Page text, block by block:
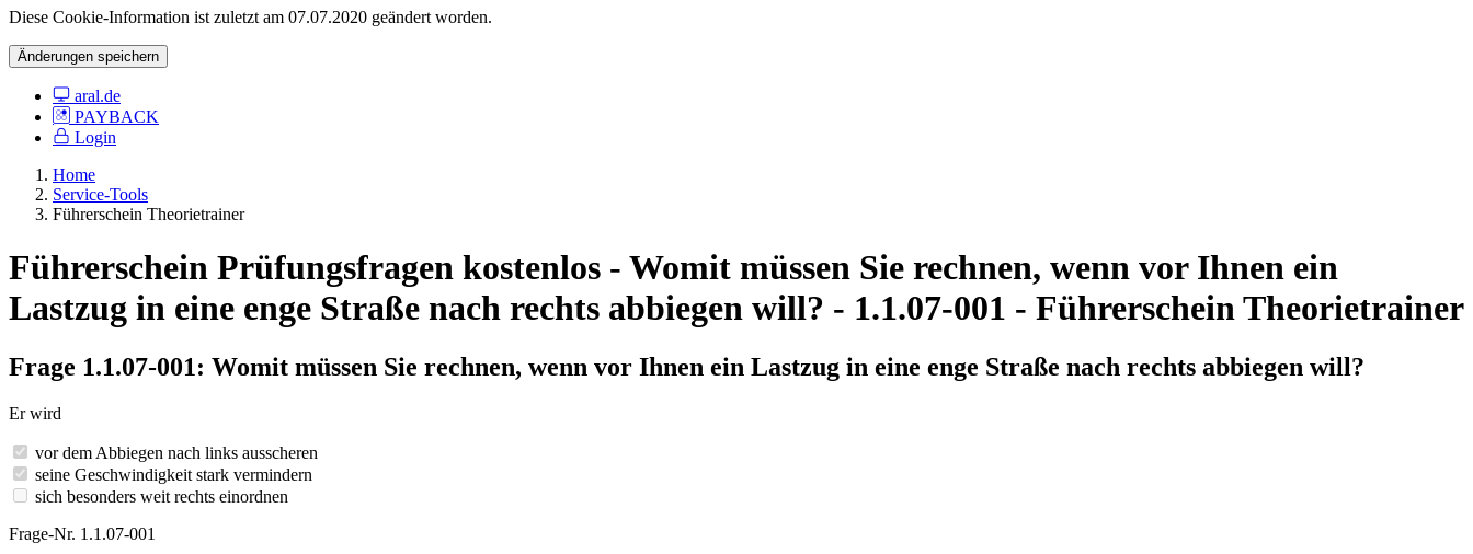
Diese Cookie-Information ist zuletzt am 07.07.2020 geändert worden.
Änderungen speichern
aral.de
PAYBACK
Login
Home
Service-Tools
Führerschein Theorietrainer
Führerschein Prüfungsfragen kostenlos - Womit müssen Sie rechnen, wenn vor Ihnen ein
Lastzug in eine enge Straße nach rechts abbiegen will? - 1.1.07-001 - Führerschein Theorietrainer
Frage 1.1.07-001: Womit müssen Sie rechnen, wenn vor Ihnen ein Lastzug in eine enge Straße nach rechts abbiegen will?
Er wird
vor dem Abbiegen nach links ausscheren
seine Geschwindigkeit stark vermindern
sich besonders weit rechts einordnen
Frage-Nr. 1.1.07-001